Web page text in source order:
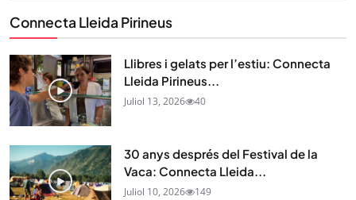
Connecta Lleida Pirineus
Llibres i gelats per l’estiu: Connecta
Lleida Pirineus...
Juliol 13, 2026 40
30 anys després del Festival de la
Vaca: Connecta Lleida...
Juliol 10, 2026 149